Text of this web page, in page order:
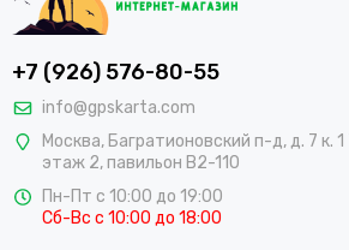
+7 (926) 576-80-55
info@gpskarta.com
Москва, Багратионовский п-д, д. 7 к.
этаж 2, павильон B2-110
Пн-Пт с 10:00 до 19:00
Сб-Вс с 10:00 до 18:00